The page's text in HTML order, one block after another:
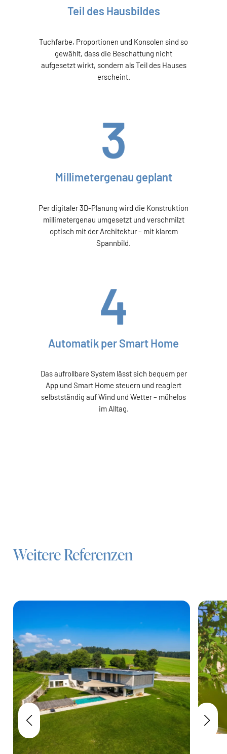
Teil des Hausbildes
Tuchfarbe, Proportionen und Konsolen sind so
gewählt, dass die Beschattung nicht
aufgesetzt wirkt, sondern als Teil des Hauses
erscheint.
Millimetergenau geplant
Per digitaler 3D-Planung wird die Konstruktion
millimetergenau umgesetzt und verschmilzt
optisch mit der Architektur – mit klarem
Spannbild.
Automatik per Smart Home
Das aufrollbare System lässt sich bequem per
App und Smart Home steuern und reagiert
selbstständig auf Wind und Wetter – mühelos
im Alltag.
Weitere Referenzen